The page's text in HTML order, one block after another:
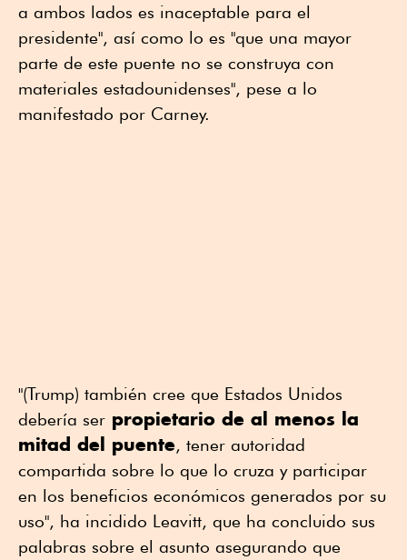
a ambos lados es inaceptable para el
presidente", así como lo es "que una mayor
parte de este puente no se construya con
materiales estadounidenses", pese a lo
manifestado por Carney.
"(Trump) también cree que Estados Unidos
debería ser propietario de al menos la
mitad del puente, tener autoridad
compartida sobre lo que lo cruza y participar
en los beneficios económicos generados por su
uso", ha incidido Leavitt, que ha concluido sus
palabras sobre el asunto asegurando que